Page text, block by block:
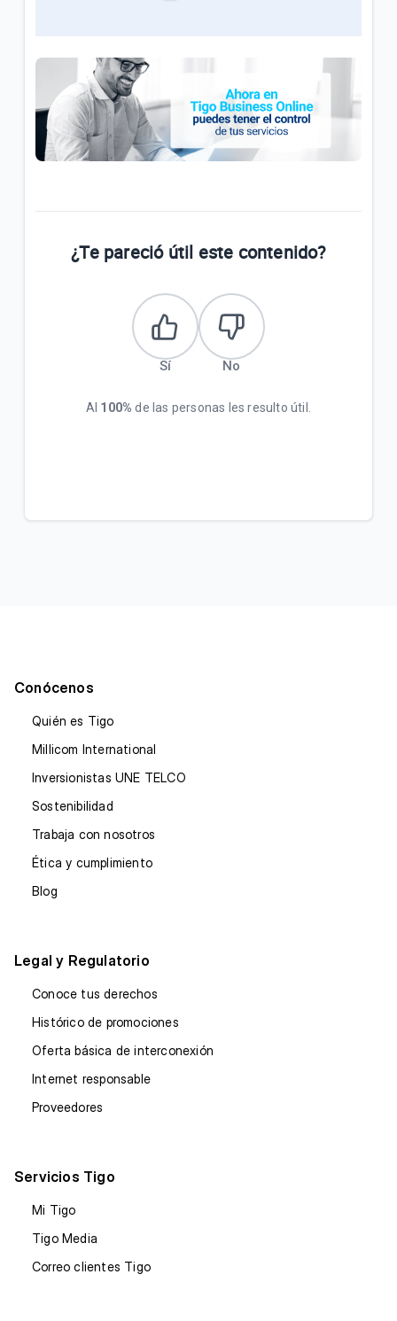
¿Te pareció útil este contenido?
Sí No
Al 100% de las personas les resulto útil.
Conócenos
Quién es Tigo
Millicom International
Inversionistas UNE TELCO
Sostenibilidad
Trabaja con nosotros
Ética y cumplimiento
Blog
Legal y Regulatorio
Conoce tus derechos
Histórico de promociones
Oferta básica de interconexión
Internet responsable
Proveedores
Servicios Tigo
Mi Tigo
Tigo Media
Correo clientes Tigo